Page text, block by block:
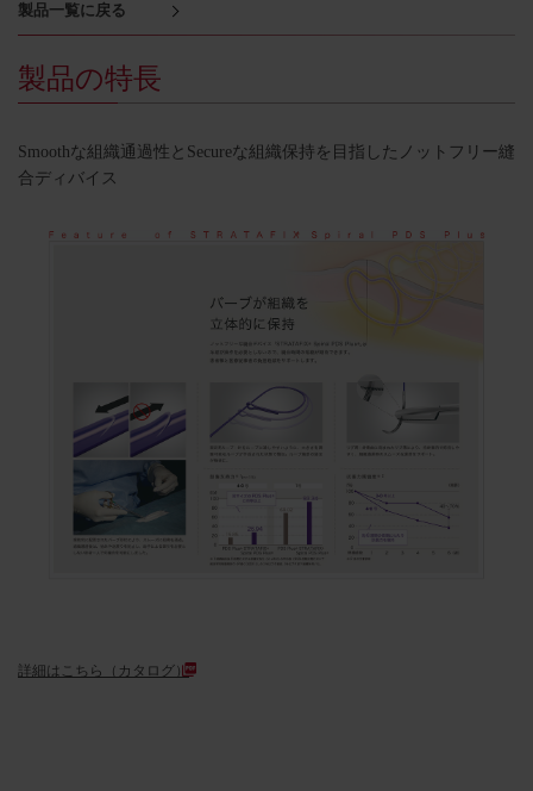
製品一覧に戻る
製品の特長​
Smoothな組織通過性とSecureな組織保持を目指したノットフリー縫
合ディバイス
詳細はこちら（カタログ）